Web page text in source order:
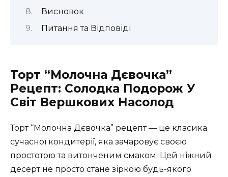
Висновок
Питання та Відповіді
Торт “Молочна Дєвочка”
Рецепт: Солодка Подорож У
Світ Вершкових Насолод
Торт “Молочна Дєвочка” рецепт — це класика
сучасної кондитерії, яка зачаровує своєю
простотою та витонченим смаком. Цей ніжний
десерт не просто стане зіркою будь-якого